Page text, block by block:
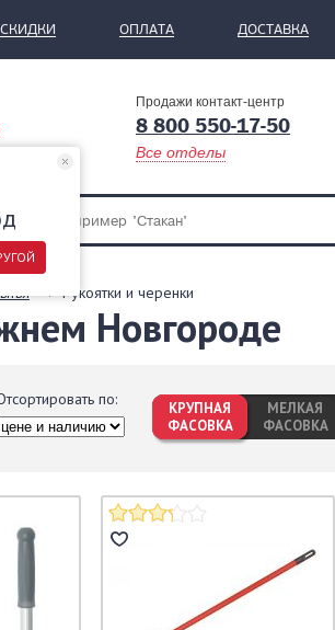
СКИДКИ ОПЛАТА ДОСТАВКА
Продажи контакт-центр
8 800 550-17-50
Все отделы
Рукоятки и черенки
Новгороде
по:
КРУПНАЯ
ФАСОВКА
МЕЛКАЯ
ФАСОВКА